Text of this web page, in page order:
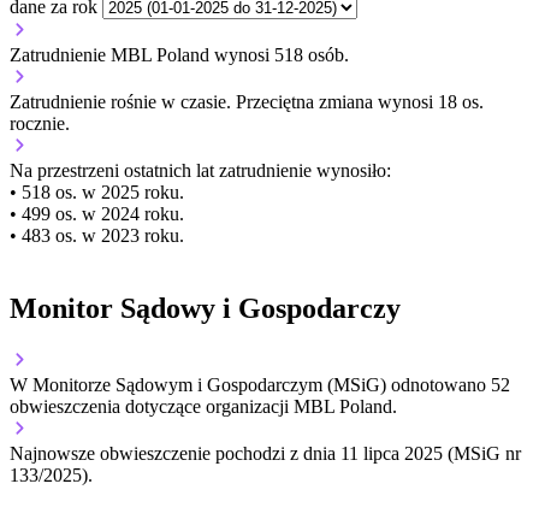
dane za rok
Zatrudnienie MBL Poland wynosi 518 osób.
Zatrudnienie rośnie w czasie. Przeciętna zmiana wynosi 18 os.
rocznie.
Na przestrzeni ostatnich lat zatrudnienie wynosiło:
• 518 os. w 2025 roku.
• 499 os. w 2024 roku.
• 483 os. w 2023 roku.
Monitor Sądowy i Gospodarczy
W Monitorze Sądowym i Gospodarczym (MSiG) odnotowano 52
obwieszczenia dotyczące organizacji MBL Poland.
Najnowsze obwieszczenie pochodzi z dnia 11 lipca 2025 (MSiG nr
133/2025).